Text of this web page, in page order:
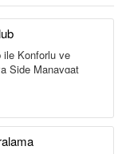
ile Konforlu ve
Side Manavgat
Antalya